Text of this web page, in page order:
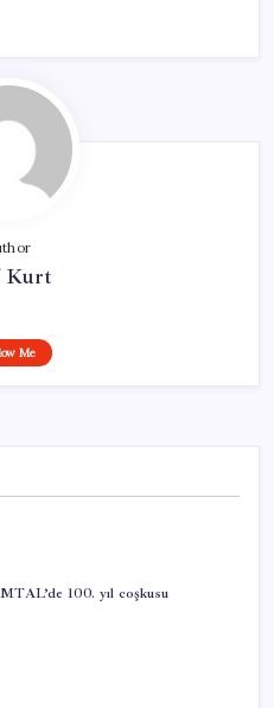
Kurt
Me
100. yıl coşkusu